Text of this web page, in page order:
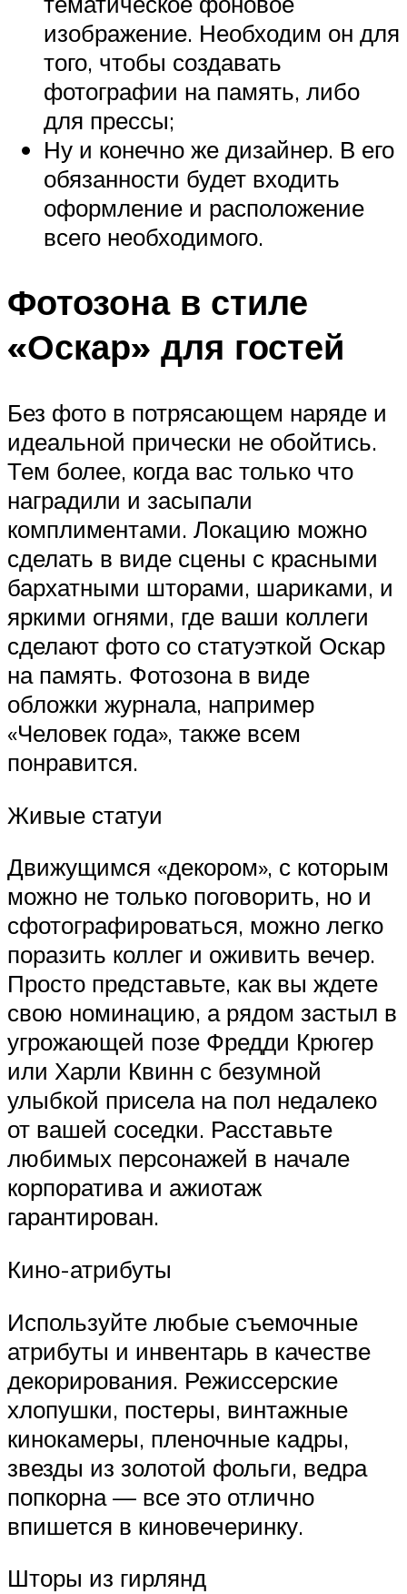
изображение. Необходим он для
того, чтобы создавать
фотографии на память, либо
для прессы;
Ну и конечно же дизайнер. В его
обязанности будет входить
оформление и расположение
всего необходимого.
Фотозона в стиле
«Оскар» для гостей
Без фото в потрясающем наряде и
идеальной прически не обойтись.
Тем более, когда вас только что
наградили и засыпали
комплиментами. Локацию можно
сделать в виде сцены с красными
бархатными шторами, шариками, и
яркими огнями, где ваши коллеги
сделают фото со статуэткой Оскар
на память. Фотозона в виде
обложки журнала, например
«Человек года», также всем
понравится.
Живые статуи
Движущимся «декором», с которым
можно не только поговорить, но и
сфотографироваться, можно легко
поразить коллег и оживить вечер.
Просто представьте, как вы ждете
свою номинацию, а рядом застыл в
угрожающей позе Фредди Крюгер
или Харли Квинн с безумной
улыбкой присела на пол недалеко
от вашей соседки. Расставьте
любимых персонажей в начале
корпоратива и ажиотаж
гарантирован.
Кино-атрибуты
Используйте любые съемочные
атрибуты и инвентарь в качестве
декорирования. Режиссерские
хлопушки, постеры, винтажные
кинокамеры, пленочные кадры,
звезды из золотой фольги, ведра
попкорна — все это отлично
впишется в киновечеринку.
Шторы из гирлянд